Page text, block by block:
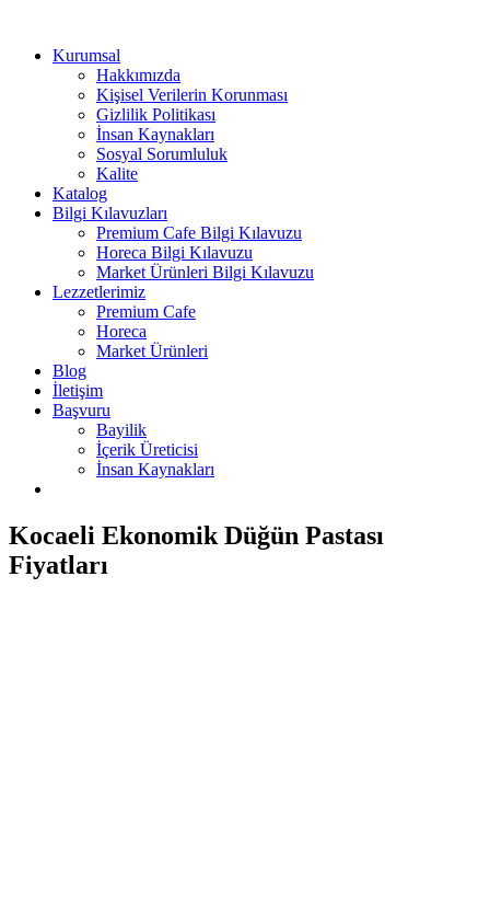
Kurumsal
Hakkımızda
Kişisel Verilerin Korunması
Gizlilik Politikası
İnsan Kaynakları
Sosyal Sorumluluk
Kalite
Katalog
Bilgi Kılavuzları
Premium Cafe Bilgi Kılavuzu
Horeca Bilgi Kılavuzu
Market Ürünleri Bilgi Kılavuzu
Lezzetlerimiz
Premium Cafe
Horeca
Market Ürünleri
Blog
İletişim
Başvuru
Bayilik
İçerik Üreticisi
İnsan Kaynakları
Kocaeli Ekonomik Düğün Pastası
Fiyatları